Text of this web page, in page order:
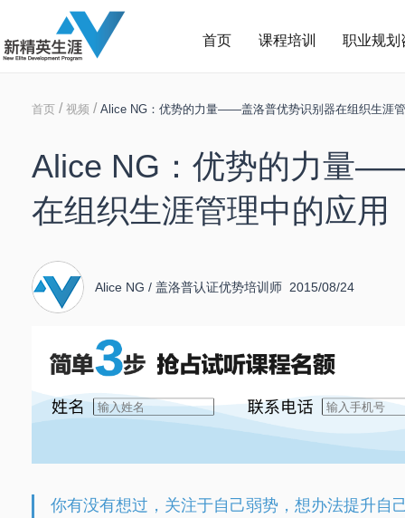
首页 课程培训 职业规划
首页/ 视频 / Alice NG：优势的力量——盖洛普优势识别器在组织生涯
Alice NG：优势的力量
在组织生涯管理中的应用
Alice NG / 盖洛普认证优势培训师 2015/08/24
你有没有想过，关注于自己弱势，想办法提升自